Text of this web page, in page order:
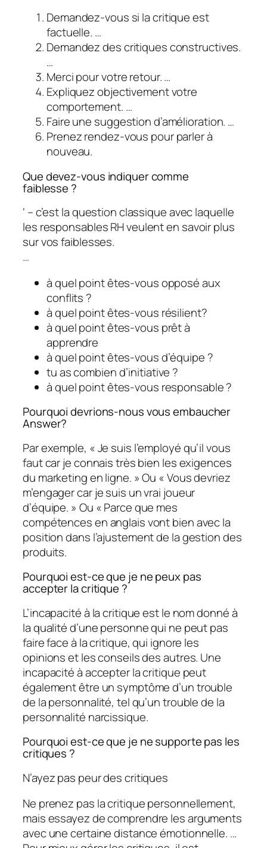
Demandez-vous si la critique est
factuelle. …
Demandez des critiques constructives.
…
Merci pour votre retour. …
Expliquez objectivement votre
comportement. …
Faire une suggestion d’amélioration. …
Prenez rendez-vous pour parler à
nouveau.
Que devez-vous indiquer comme
faiblesse ?
‘ – c’est la question classique avec laquelle
les responsables RH veulent en savoir plus
sur vos faiblesses.
…
à quel point êtes-vous opposé aux
conflits ?
à quel point êtes-vous résilient?
à quel point êtes-vous prêt à
apprendre
à quel point êtes-vous d’équipe ?
tu as combien d’initiative ?
à quel point êtes-vous responsable ?
Pourquoi devrions-nous vous embaucher
Answer?
Par exemple, « Je suis l’employé qu’il vous
faut car je connais très bien les exigences
du marketing en ligne. » Ou « Vous devriez
m’engager car je suis un vrai joueur
d’équipe. » Ou « Parce que mes
compétences en anglais vont bien avec la
position dans l’ajustement de la gestion des
produits.
Pourquoi est-ce que je ne peux pas
accepter la critique ?
L’incapacité à la critique est le nom donné à
la qualité d’une personne qui ne peut pas
faire face à la critique, qui ignore les
opinions et les conseils des autres. Une
incapacité à accepter la critique peut
également être un symptôme d’un trouble
de la personnalité, tel qu’un trouble de la
personnalité narcissique.
Pourquoi est-ce que je ne supporte pas les
critiques ?
N’ayez pas peur des critiques
Ne prenez pas la critique personnellement,
mais essayez de comprendre les arguments
avec une certaine distance émotionnelle. …